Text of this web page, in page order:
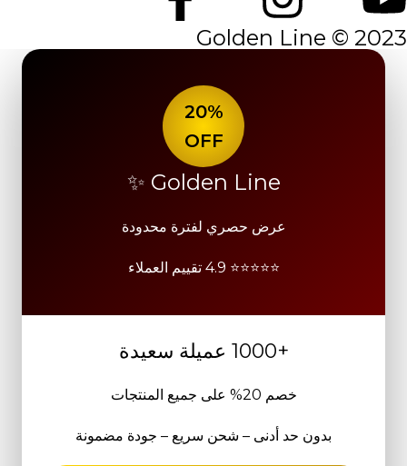
2023 © Golden Line
20%
OFF
Golden Line ✨
عرض حصري لفترة محدودة
⭐⭐⭐⭐⭐ 4.9 تقييم العملاء
+1000 عميلة سعيدة
خصم 20% على جميع المنتجات
بدون حد أدنى – شحن سريع – جودة مضمونة